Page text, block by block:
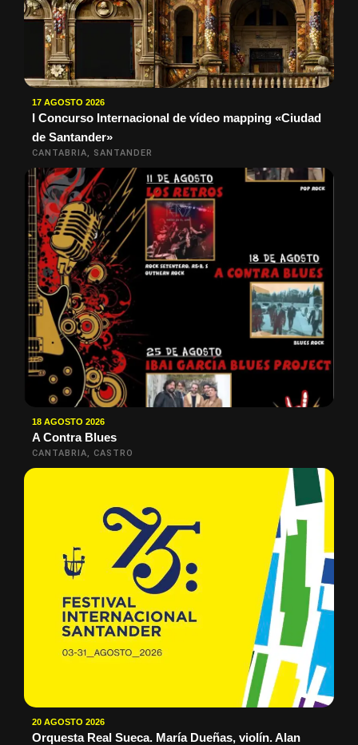
17 AGOSTO 2026
I Concurso Internacional de vídeo mapping «Ciudad
de Santander»
CANTABRIA, SANTANDER
18 AGOSTO 2026
A Contra Blues
CANTABRIA, CASTRO
20 AGOSTO 2026
Orquesta Real Sueca. María Dueñas, violín. Alan